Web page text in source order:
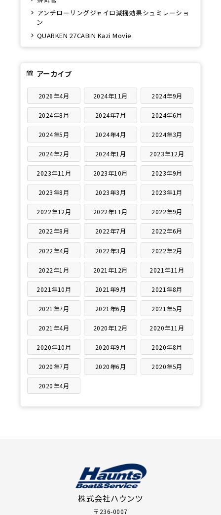
アンチローリングジャイロ減揺効果シュミレーショ
ン
QUARKEN 27CABIN Kazi Movie
アーカイブ
2026年4月 2024年11月 2024年9月
2024年8月 2024年7月 2024年6月
2024年5月 2024年4月 2024年3月
2024年2月 2024年1月 2023年12月
2023年11月 2023年10月 2023年9月
2023年8月 2023年3月 2023年1月
2022年12月 2022年11月 2022年9月
2022年8月 2022年7月 2022年6月
2022年4月 2022年3月 2022年2月
2022年1月 2021年12月 2021年11月
2021年10月 2021年9月 2021年8月
2021年7月 2021年6月 2021年5月
2021年4月 2020年12月 2020年11月
2020年10月 2020年9月 2020年8月
2020年7月 2020年6月 2020年5月
2020年4月
株式会社ハウンツ
〒236-0007